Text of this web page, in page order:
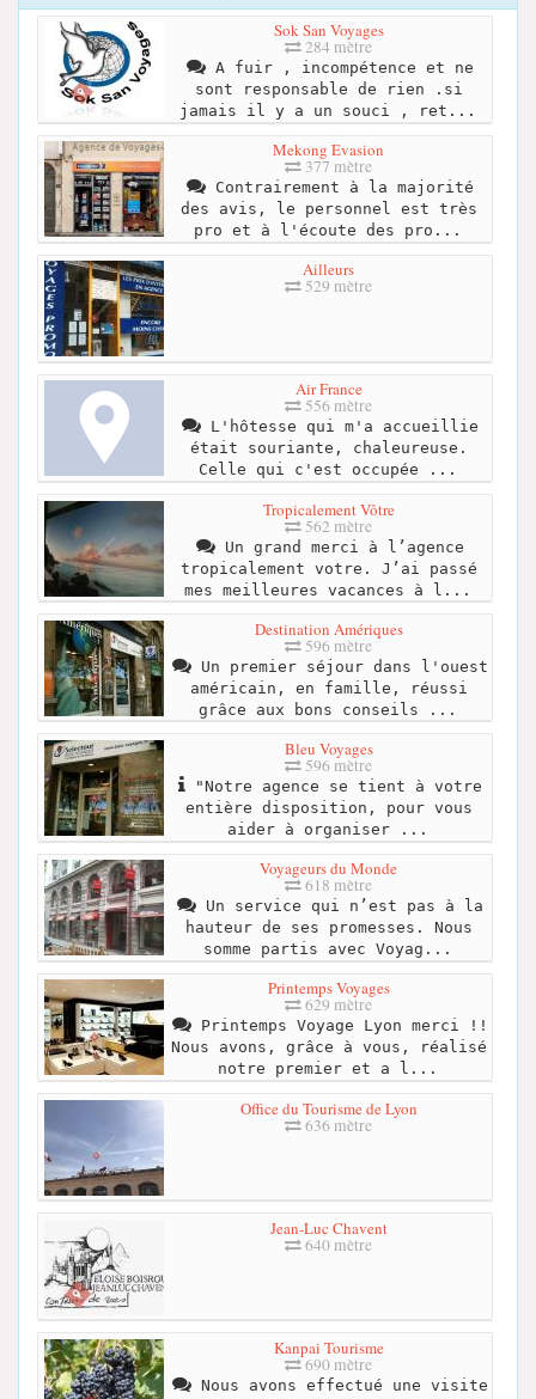
Sok San Voyages
284 mètre
A fuir , incompétence et ne
sont responsable de rien .si
jamais il y a un souci , ret...
Mekong Evasion
377 mètre
Contrairement à la majorité
des avis, le personnel est très
pro et à l'écoute des pro...
Ailleurs
529 mètre
Air France
556 mètre
L'hôtesse qui m'a accueillie
était souriante, chaleureuse.
Celle qui c'est occupée ...
Tropicalement Vôtre
562 mètre
Un grand merci à l’agence
tropicalement votre. J’ai passé
mes meilleures vacances à l...
Destination Amériques
596 mètre
Un premier séjour dans l'ouest
américain, en famille, réussi
grâce aux bons conseils ...
Bleu Voyages
596 mètre
"Notre agence se tient à votre
entière disposition, pour vous
aider à organiser ...
Voyageurs du Monde
618 mètre
Un service qui n’est pas à la
hauteur de ses promesses. Nous
somme partis avec Voyag...
Printemps Voyages
629 mètre
Printemps Voyage Lyon merci !!
Nous avons, grâce à vous, réalisé
notre premier et a l...
Office du Tourisme de Lyon
636 mètre
Jean-Luc Chavent
640 mètre
Kanpai Tourisme
690 mètre
Nous avons effectué une visite